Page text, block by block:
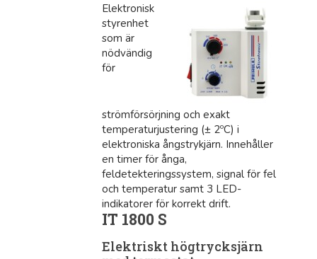
Elektronisk
styrenhet
som är
nödvändig
för
strömförsörjning och exakt
temperaturjustering (± 2ºC) i
elektroniska ångstrykjärn. Innehåller
en timer för ånga,
feldetekteringssystem, signal för fel
och temperatur samt 3 LED-
indikatorer för korrekt drift.
IT 1800 S
Elektriskt högtrycksjärn